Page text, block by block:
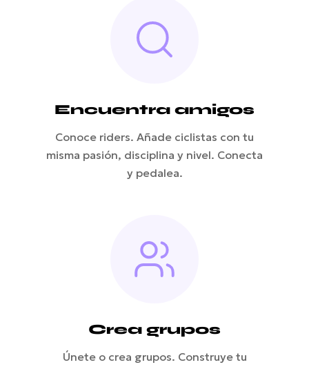
Encuentra amigos
Conoce riders. Añade ciclistas con tu
misma pasión, disciplina y nivel. Conecta
y pedalea.
Crea grupos
Únete o crea grupos. Construye tu